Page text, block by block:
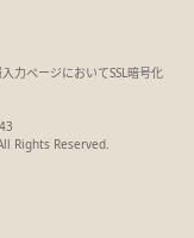
力ページにおいてSSL暗号化
Rights Reserved.